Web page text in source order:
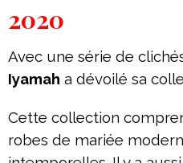
2020
Avec une série de
Iyamah a dévoilé sa
Cette collection
robes de mariée